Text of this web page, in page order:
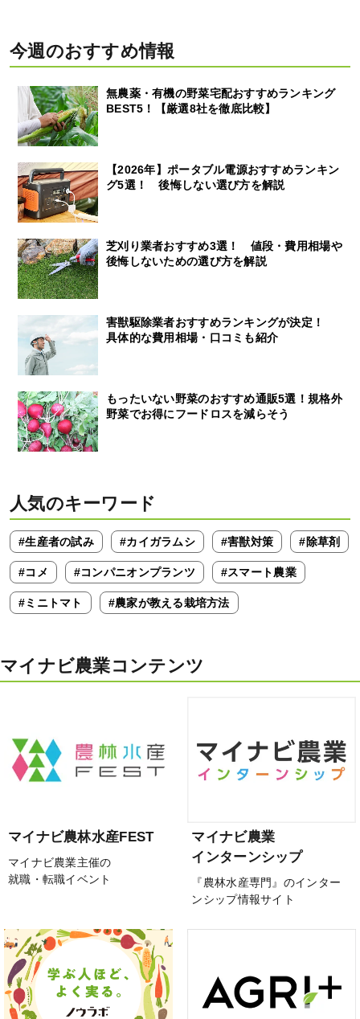
今週のおすすめ情報
無農薬・有機の野菜宅配おすすめランキング
BEST5！【厳選8社を徹底比較】
【2026年】ポータブル電源おすすめランキン
グ5選！ 後悔しない選び方を解説
芝刈り業者おすすめ3選！ 値段・費用相場や
後悔しないための選び方を解説
害獣駆除業者おすすめランキングが決定！
具体的な費用相場・口コミも紹介
もったいない野菜のおすすめ通販5選！規格外
野菜でお得にフードロスを減らそう
人気のキーワード
#生産者の試み #カイガラムシ #害獣対策 #除草剤
#コメ #コンパニオンプランツ #スマート農業
#ミニトマト #農家が教える栽培方法
マイナビ農業コンテンツ
マイナビ農林水産FEST
マイナビ農業主催の
就職・転職イベント
マイナビ農業
インターンシップ
『農林水産専門』のインター
ンシップ情報サイト